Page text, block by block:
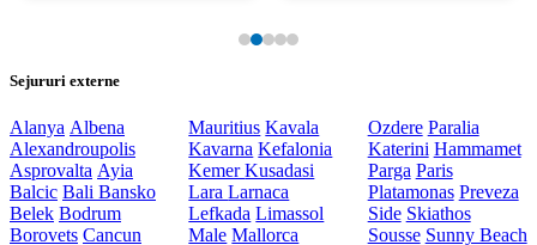
Sejururi externe
Alanya Albena
Alexandroupolis
Asprovalta Ayia
Balcic Bali Bansko
Belek Bodrum
Borovets Cancun
Mauritius Kavala
Kavarna Kefalonia
KemerKusadasi
LaraLarnaca
Lefkada Limassol
Male Mallorca
Ozdere Paralia
Katerini Hammamet
Parga Paris
Platamonas Preveza
Side Skiathos
Sousse Sunny Beach